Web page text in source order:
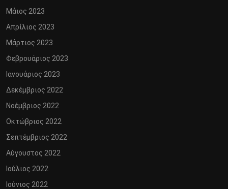
Μάιος 2023
Απρίλιος 2023
Μάρτιος 2023
Φεβρουάριος 2023
Ιανουάριος 2023
Δεκέμβριος 2022
Νοέμβριος 2022
Οκτώβριος 2022
Σεπτέμβριος 2022
Αύγουστος 2022
Ιούλιος 2022
Ιούνιος 2022